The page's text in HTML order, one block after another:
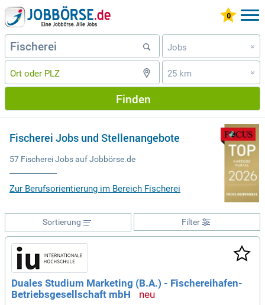
Jobs »
25 km »
Finden
Fischerei Jobs und Stellenangebote
57 Fischerei Jobs auf Jobbörse.de
Zur Berufsorientierung im Bereich Fischerei
Filter
Sortierung
Duales Studium Marketing (B.A.) - Fischereihafen-
Betriebsgesellschaft mbH